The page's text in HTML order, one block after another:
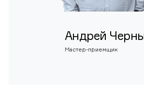
Андрей
Мастер-приемщик